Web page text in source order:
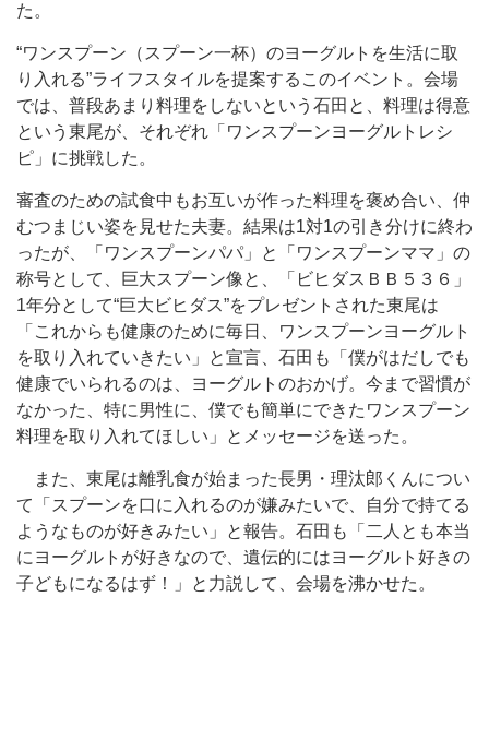
た。
“ワンスプーン（スプーン一杯）のヨーグルトを生活に取
り入れる”ライフスタイルを提案するこのイベント。会場
では、普段あまり料理をしないという石田と、料理は得意
という東尾が、それぞれ「ワンスプーンヨーグルトレシ
ピ」に挑戦した。
審査のための試食中もお互いが作った料理を褒め合い、仲
むつまじい姿を見せた夫妻。結果は1対1の引き分けに終わ
ったが、「ワンスプーンパパ」と「ワンスプーンママ」の
称号として、巨大スプーン像と、「ビヒダスＢＢ５３６」
1年分として“巨大ビヒダス”をプレゼントされた東尾は
「これからも健康のために毎日、ワンスプーンヨーグルト
を取り入れていきたい」と宣言、石田も「僕がはだしでも
健康でいられるのは、ヨーグルトのおかげ。今まで習慣が
なかった、特に男性に、僕でも簡単にできたワンスプーン
料理を取り入れてほしい」とメッセージを送った。
また、東尾は離乳食が始まった長男・理汰郎くんについ
て「スプーンを口に入れるのが嫌みたいで、自分で持てる
ようなものが好きみたい」と報告。石田も「二人とも本当
にヨーグルトが好きなので、遺伝的にはヨーグルト好きの
子どもになるはず！」と力説して、会場を沸かせた。